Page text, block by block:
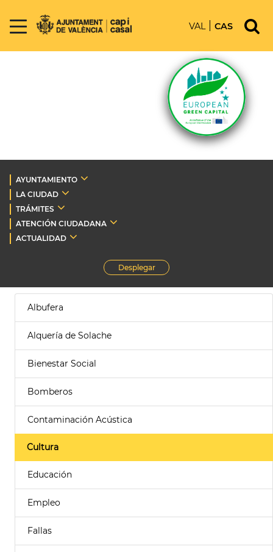
VAL CAS
AYUNTAMIENTO
LA CIUDAD
TRÁMITES
ATENCIÓN CIUDADANA
ACTUALIDAD
Desplegar
Albufera
Alquería de Solache
Bienestar Social
Bomberos
Contaminación Acústica
Cultura
Educación
Empleo
Fallas